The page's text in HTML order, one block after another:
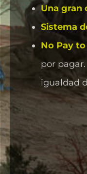
Una gran
Sistema
No Pay
por
igualdad